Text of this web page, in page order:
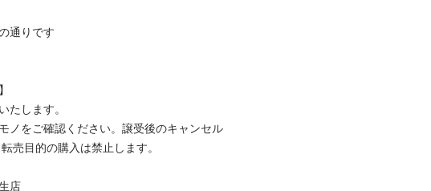
通りです
たします。
ノをご確認ください。譲受後のキャンセル
売⽬的の購⼊は禁⽌します。